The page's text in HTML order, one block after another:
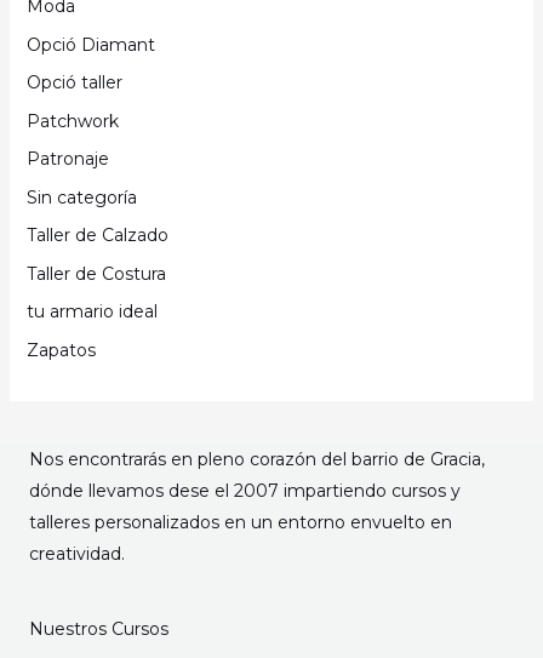
Moda
Opció Diamant
Opció taller
Patchwork
Patronaje
Sin categoría
Taller de Calzado
Taller de Costura
tu armario ideal
Zapatos
Nos encontrarás en pleno corazón del barrio de Gracia,
dónde llevamos dese el 2007 impartiendo cursos y
talleres personalizados en un entorno envuelto en
creatividad.
Nuestros Cursos